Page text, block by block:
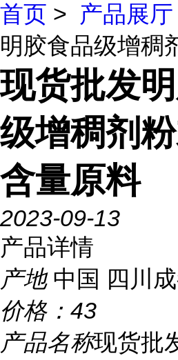
首页 > 产品展厅
明胶食品级增稠
现货批发
级增稠剂
含量原料
2023-09-13
产品详情
产地 中国 四川
价格： 43
产品名称现货批